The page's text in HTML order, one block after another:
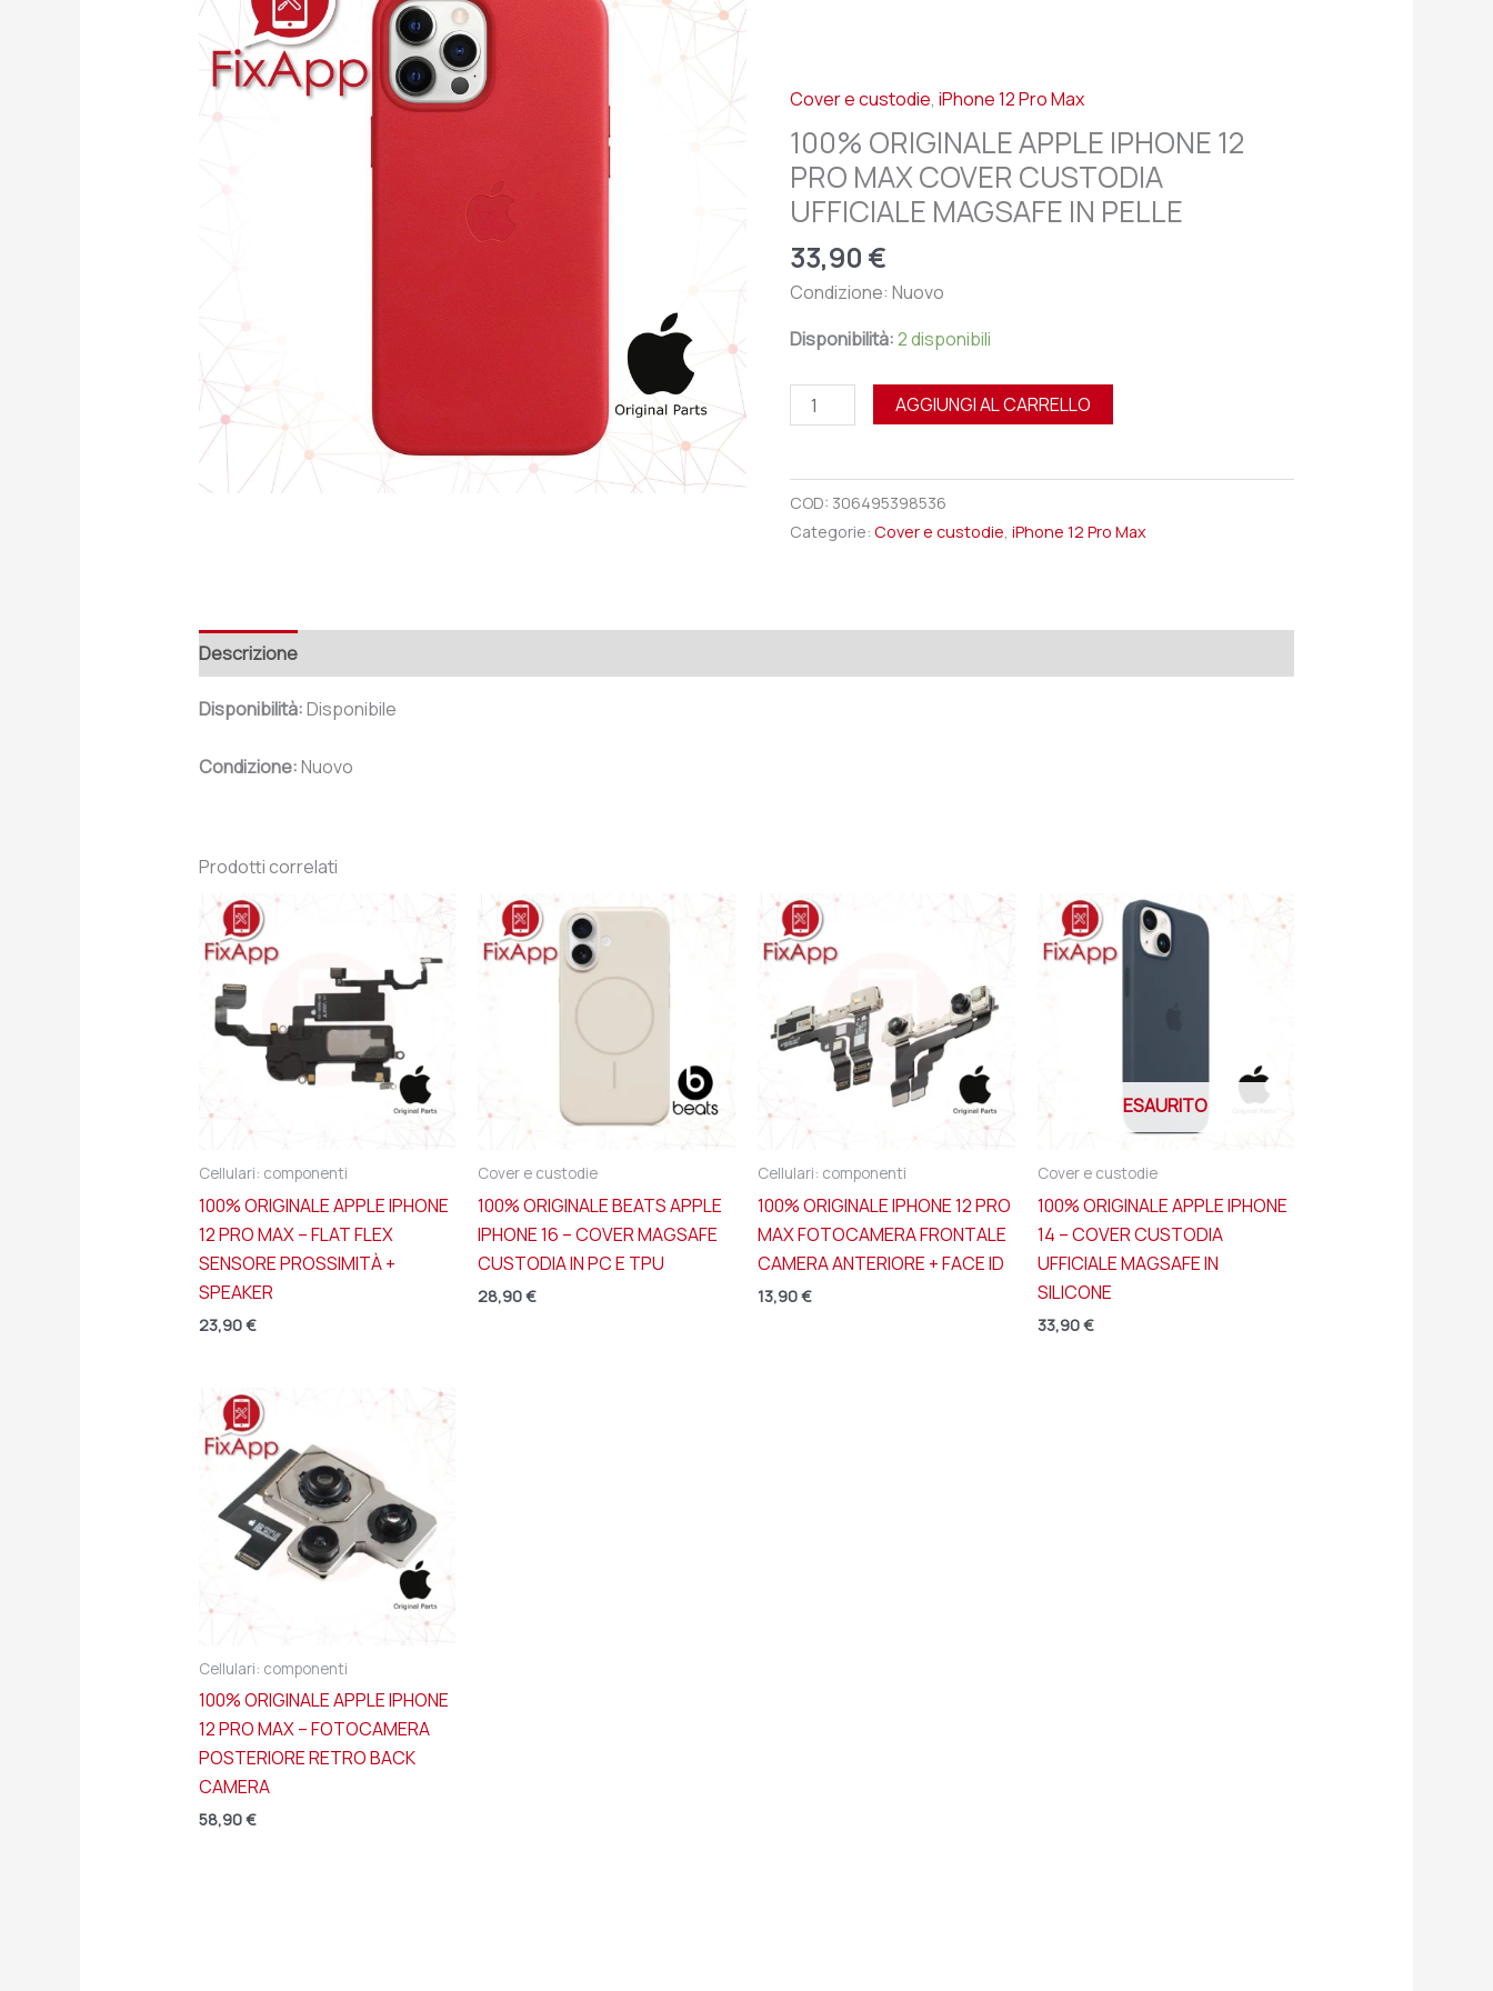
Cover e custodie,iPhone 12 Pro Max
100% ORIGINALE APPLE IPHONE 12
PRO MAX COVER CUSTODIA
UFFICIALE MAGSAFE IN PELLE
33,90 €
Condizione: Nuovo
Disponibilità: 2 disponibili
PRO
MAX
COVER
CUSTODIA
UFFICIALE
MAGSAFE
IN
PELLE
quantità
AGGIUNGI AL CARRELLO
COD: 306495398536
Categorie:Cover e custodie ,iPhone 12 Pro Max
Descrizione
Disponibilità:Disponibile
Condizione:Nuovo
Prodotti correlati
Cellulari: componenti
100% ORIGINALE APPLE IPHONE
12 PRO MAX – FLAT FLEX
SENSORE PROSSIMITÀ +
SPEAKER
23,90€
Cover e custodie
100% ORIGINALE BEATS APPLE
IPHONE 16 – COVER MAGSAFE
CUSTODIA IN PC E TPU
28,90€
Cellulari: componenti
100% ORIGINALE IPHONE 12 PRO
MAX FOTOCAMERA FRONTALE
CAMERA ANTERIORE + FACE ID
13,90€
ESAURITO
Cover e custodie
100% ORIGINALE APPLE IPHONE
14 – COVER CUSTODIA
UFFICIALE MAGSAFE IN
SILICONE
33,90€
Cellulari: componenti
100% ORIGINALE APPLE IPHONE
12 PRO MAX – FOTOCAMERA
POSTERIORE RETRO BACK
CAMERA
58,90€